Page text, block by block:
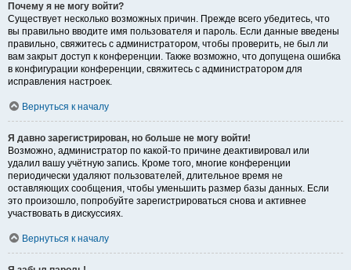
Почему я не могу войти?
Существует несколько возможных причин. Прежде всего убедитесь, что
вы правильно вводите имя пользователя и пароль. Если данные введены
правильно, свяжитесь с администратором, чтобы проверить, не был ли
вам закрыт доступ к конференции. Также возможно, что допущена ошибка
в конфигурации конференции, свяжитесь с администратором для
исправления настроек.
Вернуться к началу
Я давно зарегистрирован, но больше не могу войти!
Возможно, администратор по какой-то причине деактивировал или
удалил вашу учётную запись. Кроме того, многие конференции
периодически удаляют пользователей, длительное время не
оставляющих сообщения, чтобы уменьшить размер базы данных. Если
это произошло, попробуйте зарегистрироваться снова и активнее
участвовать в дискуссиях.
Вернуться к началу